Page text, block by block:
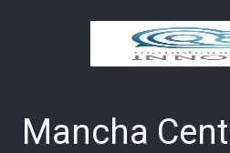
Mancha